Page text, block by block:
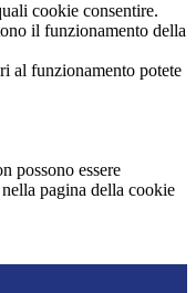
cookie consentire.
il funzionamento della
al funzionamento potete
possono essere
pagina della cookie